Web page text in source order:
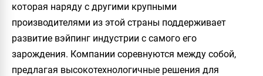
которая наряду с другими крупными
производителями из этой страны поддерживает
развитие вэйпинг индустрии с самого его
зарождения. Компании соревнуются между собой,
предлагая высокотехнологичные решения для